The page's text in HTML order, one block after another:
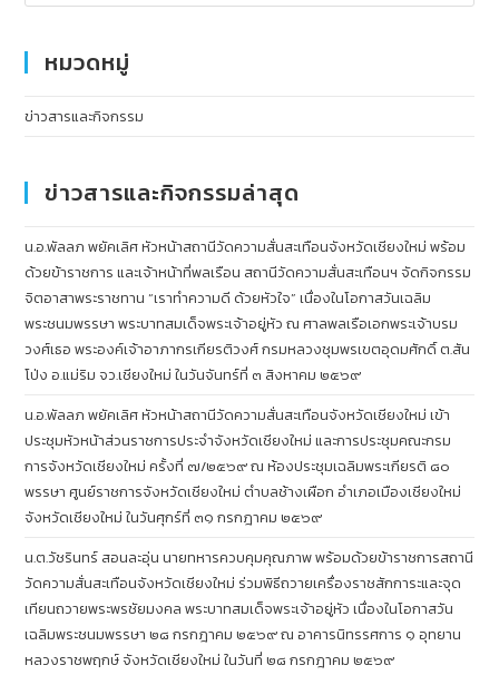
หมวดหมู่
ข่าวสารและกิจกรรม
ข่าวสารและกิจกรรมล่าสุด
น.อ.พัลลภ พยัคเลิศ หัวหน้าสถานีวัดความสั่นสะเทือนจังหวัดเชียงใหม่ พร้อม
ด้วยข้าราชการ และเจ้าหน้าที่พลเรือน สถานีวัดความสั่นสะเทือนฯ จัดกิจกรรม
จิตอาสาพระราชทาน “เราทำความดี ด้วยหัวใจ” เนื่องในโอกาสวันเฉลิม
พระชนมพรรษา พระบาทสมเด็จพระเจ้าอยู่หัว ณ ศาลพลเรือเอกพระเจ้าบรม
วงศ์เธอ พระองค์เจ้าอาภากรเกียรติวงศ์ กรมหลวงชุมพรเขตอุดมศักดิ์ ต.สัน
โป่ง อ.แม่ริม จว.เชียงใหม่ ในวันจันทร์ที่ ๓ สิงหาคม ๒๕๖๙
น.อ.พัลลภ พยัคเลิศ หัวหน้าสถานีวัดความสั่นสะเทือนจังหวัดเชียงใหม่ เข้า
ประชุมหัวหน้าส่วนราชการประจำจังหวัดเชียงใหม่ และการประชุมคณะกรม
การจังหวัดเชียงใหม่ ครั้งที่ ๗/๒๕๖๙ ณ ห้องประชุมเฉลิมพระเกียรติ ๘๐
พรรษา ศูนย์ราชการจังหวัดเชียงใหม่ ตำบลช้างเผือก อำเภอเมืองเชียงใหม่
จังหวัดเชียงใหม่ ในวันศุกร์ที่ ๓๑ กรกฎาคม ๒๕๖๙
น.ต.วัชรินทร์ สอนละอุ่น นายทหารควบคุมคุณภาพ พร้อมด้วยข้าราชการสถานี
วัดความสั่นสะเทือนจังหวัดเชียงใหม่ ร่วมพิธีถวายเครื่องราชสักการะและจุด
เทียนถวายพระพรชัยมงคล พระบาทสมเด็จพระเจ้าอยู่หัว เนื่องในโอกาสวัน
เฉลิมพระชนมพรรษา ๒๘ กรกฎาคม ๒๕๖๙ ณ อาคารนิทรรศการ ๑ อุทยาน
หลวงราชพฤกษ์ จังหวัดเชียงใหม่ ในวันที่ ๒๘ กรกฎาคม ๒๕๖๙